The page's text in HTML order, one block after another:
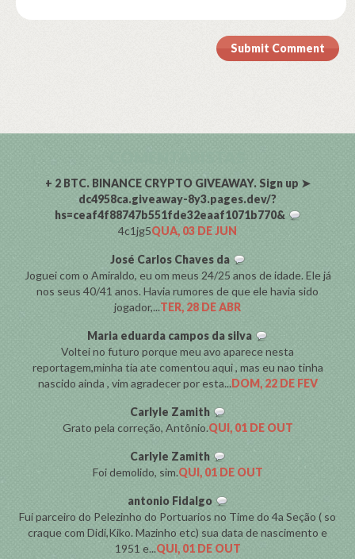
Submit Comment
+ 2 BTC. BINANCE CRYPTO GIVEAWAY. Sign up ➤
dc4958ca.giveaway-8y3.pages.dev/?
hs=ceaf4f88747b551fde32eaaf1071b770&
4c1jg5QUA, 03 DE JUN
José Carlos Chaves da
Joguei com o Amiraldo, eu om meus 24/25 anos de idade. Ele já
nos seus 40/41 anos. Havia rumores de que ele havia sido
jogador,...TER, 28 DE ABR
Maria eduarda campos da silva
Voltei no futuro porque meu avo aparece nesta
reportagem,minha tia ate comentou aqui , mas eu nao tinha
nascido ainda , vim agradecer por esta...DOM, 22 DE FEV
Carlyle Zamith
Grato pela correção, Antônio.QUI, 01 DE OUT
Carlyle Zamith
Foi demolido, sim.QUI, 01 DE OUT
antonio Fidalgo
Fui parceiro do Pelezinho do Portuarios no Time do 4a Seção ( so
craque com Didi,Kiko. Mazinho etc) sua data de nascimento e
1951 e...QUI, 01 DE OUT